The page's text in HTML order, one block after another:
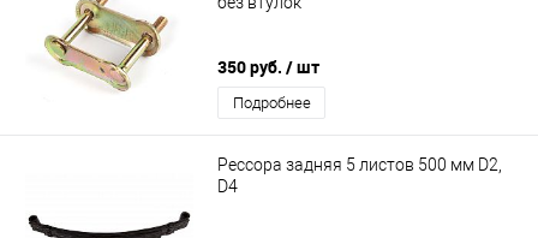
350 руб. / шт
Подробнее
Рессора задняя 5 листов 500 мм D2,
D4